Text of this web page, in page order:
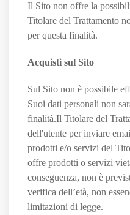
Il Sito non offre la
Titolare del Trattamento
per questa finalità.
Acquisti sul Sito
Sul Sito non è possibile
Suoi dati personali non
finalità.Il Titolare del
dell'utente per inviare
prodotti e/o servizi del
offre prodotti o servizi
conseguenza, non è
verifica dell’età, non
limitazioni di legge.